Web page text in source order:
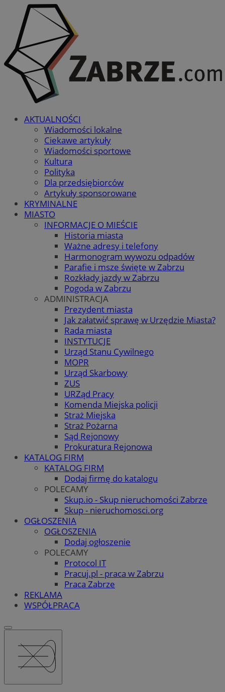
AKTUALNOŚCI
Wiadomości lokalne
Ciekawe artykuły
Wiadomości sportowe
Kultura
Polityka
Dla przedsiębiorców
Artykuły sponsorowane
KRYMINALNE
MIASTO
INFORMACJE O MIEŚCIE
Historia miasta
Ważne adresy i telefony
Harmonogram wywozu odpadów
Parafie i msze święte w Zabrzu
Rozkłady jazdy w Zabrzu
Pogoda w Zabrzu
ADMINISTRACJA
Prezydent miasta
Jak załatwić sprawę w Urzędzie Miasta?
Rada miasta
INSTYTUCJE
Urząd Stanu Cywilnego
MOPR
Urząd Skarbowy
ZUS
URZąd Pracy
Komenda Miejska policji
Straż Miejska
Straż Pożarna
Sąd Rejonowy
Prokuratura Rejonowa
KATALOG FIRM
KATALOG FIRM
Dodaj firmę do katalogu
POLECAMY
Skup.io - Skup nieruchomości Zabrze
Skup - nieruchomosci.org
OGŁOSZENIA
OGŁOSZENIA
Dodaj ogłoszenie
POLECAMY
Protocol IT
Pracuj.pl - praca w Zabrzu
Praca Zabrze
REKLAMA
WSPÓŁPRACA